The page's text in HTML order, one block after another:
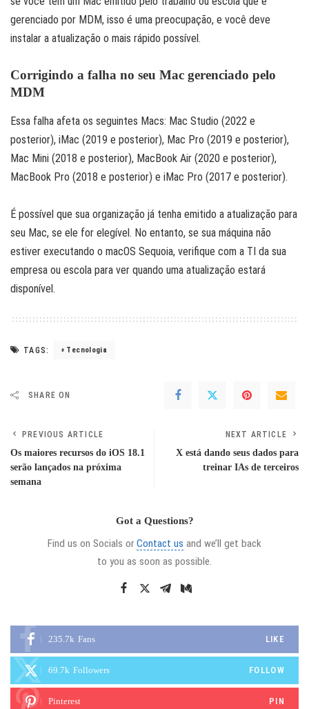
gerenciado por MDM, isso é uma preocupação, e você deve
instalar a atualização o mais rápido possível.
Corrigindo a falha no seu Mac gerenciado pelo
MDM
Essa falha afeta os seguintes Macs: Mac Studio (2022 e
posterior), iMac (2019 e posterior), Mac Pro (2019 e posterior),
Mac Mini (2018 e posterior), MacBook Air (2020 e posterior),
MacBook Pro (2018 e posterior) e iMac Pro (2017 e posterior).
É possível que sua organização já tenha emitido a atualização para
seu Mac, se ele for elegível. No entanto, se sua máquina não
estiver executando o macOS Sequoia, verifique com a TI da sua
empresa ou escola para ver quando uma atualização estará
disponível.
TAGS: Tecnologia
SHARE ON
PREVIOUS ARTICLE
Os maiores recursos do iOS 18.1
serão lançados na próxima
semana
NEXT ARTICLE
X está dando seus dados para
treinar IAs de terceiros
Got a Questions?
Find us on Socials or Contact us and we’ll get back
to you as soon as possible.
235.7k Fans LIKE
69.7k Followers FOLLOW
Pinterest PIN